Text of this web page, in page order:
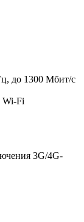
до 1300 Мбит/с
Wi-Fi
3G/4G-